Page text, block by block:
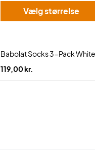
Vælg størrelse
Babolat Socks 3-Pack White
119,00 kr.